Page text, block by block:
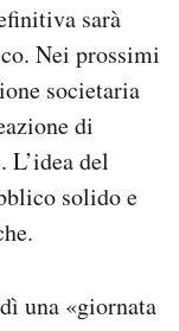
sarà
Nei prossimi
societaria
di
L’idea del
solido e
una «giornata